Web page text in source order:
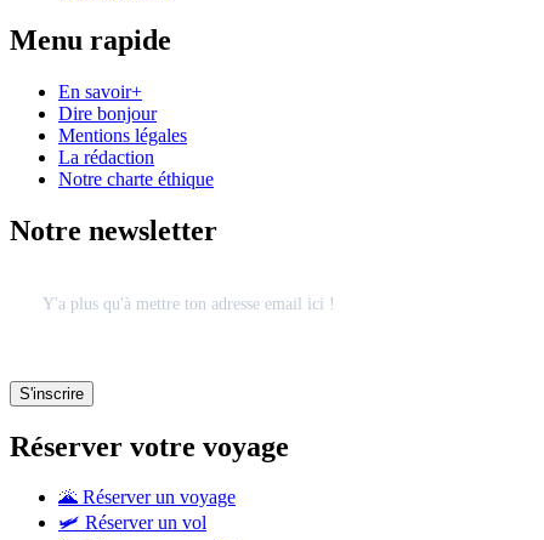
Menu rapide
En savoir+
Dire bonjour
Mentions légales
La rédaction
Notre charte éthique
Notre newsletter
Réserver votre voyage
🌋 Réserver un voyage
🛩 Réserver un vol